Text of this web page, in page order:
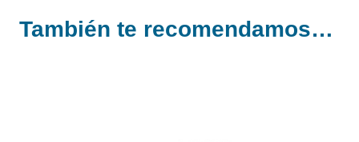
CORRER
También te recomendamos…